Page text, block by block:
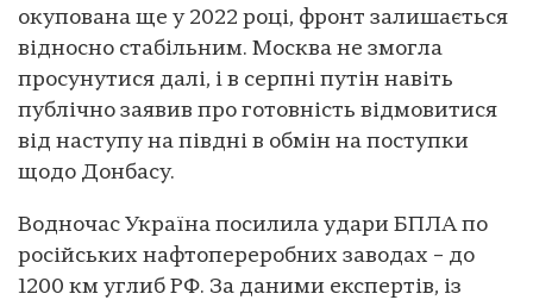
окупована ще у 2022 році, фронт залишається
відносно стабільним. Москва не змогла
просунутися далі, і в серпні путін навіть
публічно заявив про готовність відмовитися
від наступу на півдні в обмін на поступки
щодо Донбасу.
Водночас Україна посилила удари БПЛА по
російських нафтопереробних заводах – до
1200 км углиб РФ. За даними експертів, із